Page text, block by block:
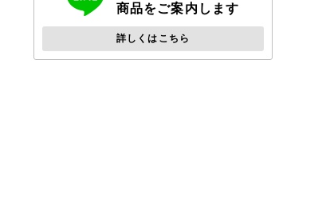
商品をご案内します
詳しくはこちら